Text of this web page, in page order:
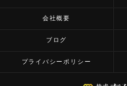
会社概要
ブログ
プライバシーポリシー